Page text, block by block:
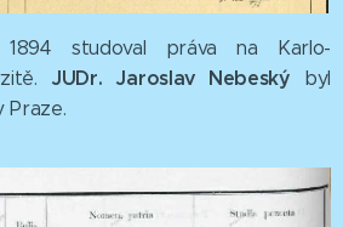
studoval práva na Karlo-
JUDr. Jaroslav Nebeský byl
Praze.